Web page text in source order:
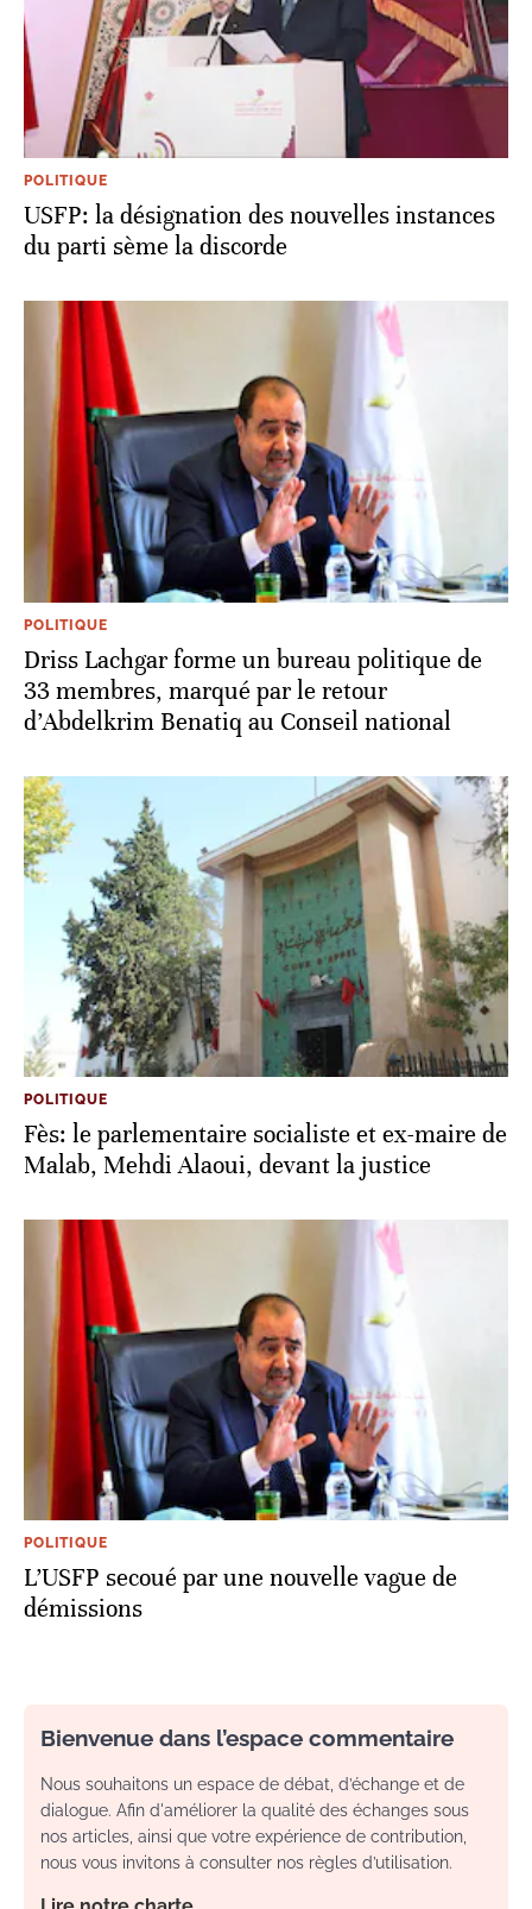
POLITIQUE
USFP: la désignation des nouvelles instances
du parti sème la discorde
POLITIQUE
Driss Lachgar forme un bureau politique de
33 membres, marqué par le retour
d’Abdelkrim Benatiq au Conseil national
POLITIQUE
Fès: le parlementaire socialiste et ex-maire de
Malab, Mehdi Alaoui, devant la justice
POLITIQUE
L’USFP secoué par une nouvelle vague de
démissions
Bienvenue dans l’espace commentaire
Nous souhaitons un espace de débat, d’échange et de
dialogue. Afin d'améliorer la qualité des échanges sous
nos articles, ainsi que votre expérience de contribution,
nous vous invitons à consulter nos règles d’utilisation.